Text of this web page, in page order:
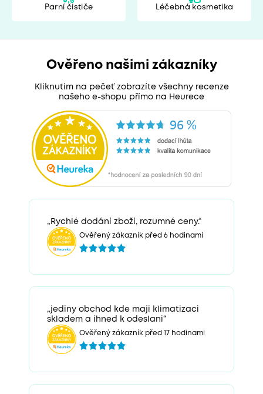
Parní čističe Léčebná kosmetika
Ověřeno našimi zákazníky
Kliknutím na pečeť zobrazíte všechny recenze
našeho e-shopu přímo na Heurece
„Rychlé dodání zboží, rozumné ceny.“
Ověřený zákazník před 6 hodinami
„jediny obchod kde maji klimatizaci
skladem a ihned k odeslani“
Ověřený zákazník před 17 hodinami